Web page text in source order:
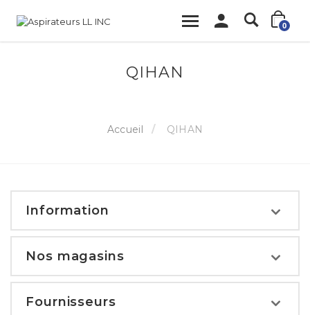
0
QIHAN
Accueil QIHAN
Information
Nos magasins
Fournisseurs